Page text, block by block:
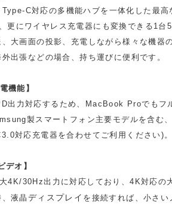
Type-C対応の多機能ハブを一体化した最
更にワイヤレス充電器にも変換できる1
大画面の投影、充電しながら様々な機器
出張などの場合、持ち運びに便利です。
機能】
出力対応するため、MacBook Proでもフ
製スマートフォン主要モデルを含む
対応充電器を合わせてご利用ください)
デオ】
4K/30Hz出力に対応しており、4K対応の
液晶 ディスプレイ を接続すれば、小さい